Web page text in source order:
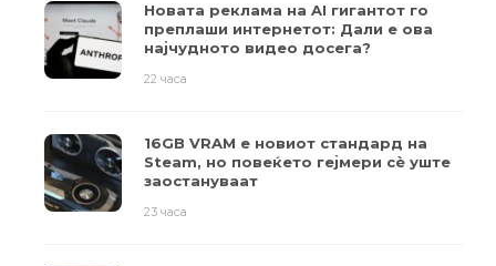
Новата реклама на AI гигантот го
преплаши интернетот: Дали е ова
најчудното видео досега?
22 часа
16GB VRAM е новиот стандард на
Steam, но повеќето гејмери ​​сè уште
заостануваат
23 часа